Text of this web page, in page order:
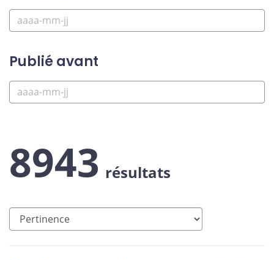
Publié avant
8943 résultats